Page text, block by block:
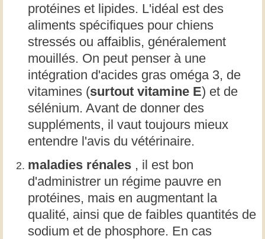
protéines et lipides. L'idéal est des
aliments spécifiques pour chiens
stressés ou affaiblis, généralement
mouillés. On peut penser à une
intégration d'acides gras oméga 3, de
vitamines (surtout vitamine E) et de
sélénium. Avant de donner des
suppléments, il vaut toujours mieux
entendre l'avis du vétérinaire.
maladies rénales , il est bon
d'administrer un régime pauvre en
protéines, mais en augmentant la
qualité, ainsi que de faibles quantités de
sodium et de phosphore. En cas